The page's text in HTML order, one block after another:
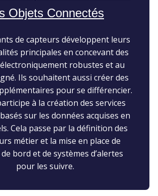
Objets Connectés
de capteurs développent leurs
principales en concevant des
robustes et au
Ils souhaitent aussi créer des
pour se différencier.
à la création des services
sur les données acquises en
Cela passe par la définition des
métier et la mise en place de
bord et de systèmes d’alertes
pour les suivre.